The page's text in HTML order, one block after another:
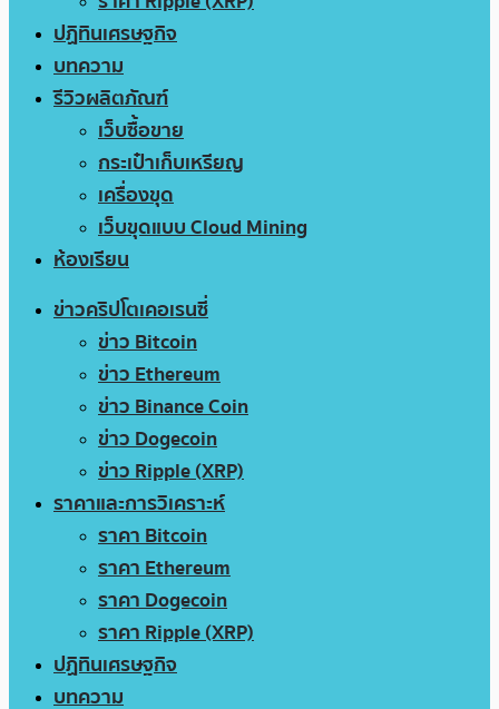
ปฏิทินเศรษฐกิจ
บทความ
รีวิวผลิตภัณฑ์
เว็บซื้อขาย
กระเป๋าเก็บเหรียญ
เครื่องขุด
เว็บขุดแบบ Cloud Mining
ห้องเรียน
ข่าวคริปโตเคอเรนซี่
ข่าว Bitcoin
ข่าว Ethereum
ข่าว Binance Coin
ข่าว Dogecoin
ข่าว Ripple (XRP)
ราคาและการวิเคราะห์
ราคา Bitcoin
ราคา Ethereum
ราคา Dogecoin
ราคา Ripple (XRP)
ปฏิทินเศรษฐกิจ
บทความ